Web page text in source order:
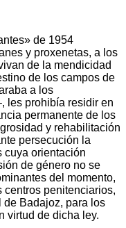
de 1954
y proxenetas, a los
de la mendicidad
de los campos de
a los
les prohibía residir en
permanente de los
y rehabilitación
persecución la
cuya orientación
de género no se
del momento,
centros penitenciarios,
de Badajoz, para los
virtud de dicha ley.